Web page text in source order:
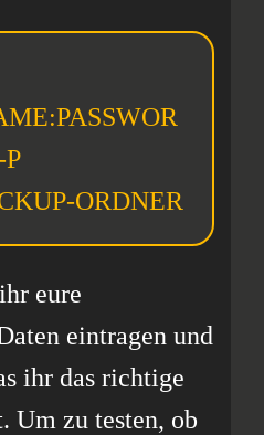
:PASSWOR
-P
ORDNER
eure
eintragen und
ihr das richtige
Um zu testen, ob